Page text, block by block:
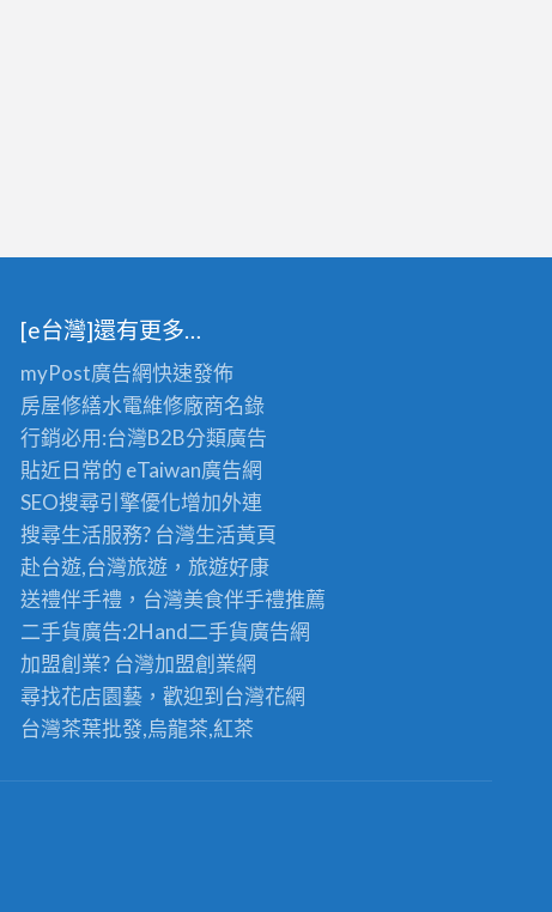
[e台灣]還有更多…
myPost廣告網快速發佈
房屋修繕水電維修廠商名錄
行銷必用:台灣B2B分類廣告
貼近日常的 eTaiwan廣告網
SEO搜尋引擎優化增加外連
搜尋生活服務? 台灣生活黃頁
赴台遊,台灣旅遊 ，旅遊好康
送禮伴手禮，台灣美食伴手禮推薦
二手貨廣告:2Hand二手貨廣告網
加盟創業? 台灣加盟創業網
尋找花店園藝，歡迎到台灣花網
台灣茶葉批發,烏龍茶,紅茶